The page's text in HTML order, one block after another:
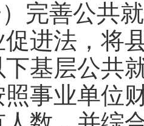
）完善公共
进法，将
基层公共
事业单位